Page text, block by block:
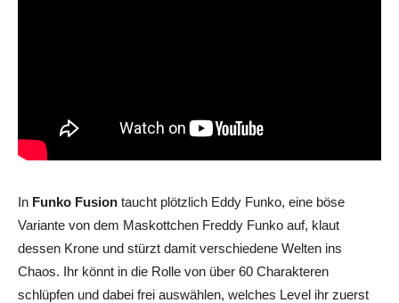
In Funko Fusion taucht plötzlich Eddy Funko, eine böse
Variante von dem Maskottchen Freddy Funko auf, klaut
dessen Krone und stürzt damit verschiedene Welten ins
Chaos. Ihr könnt in die Rolle von über 60 Charakteren
schlüpfen und dabei frei auswählen, welches Level ihr zuerst